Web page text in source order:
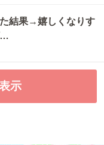
結果→嬉しくなりす
…
示